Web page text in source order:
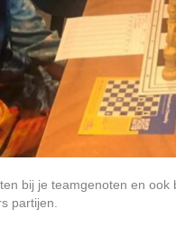
bij je teamgenoten en
partijen.